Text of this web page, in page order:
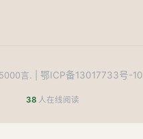
5000言. | 鄂ICP备13017733号-10
38 人在线阅读